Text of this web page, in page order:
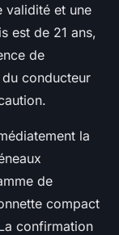
validité et une
est de 21 ans,
de
conducteur
la
de
compact
confirmation